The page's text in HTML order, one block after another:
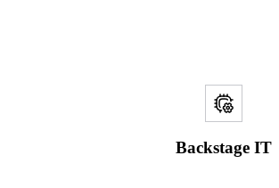
Backstage IT